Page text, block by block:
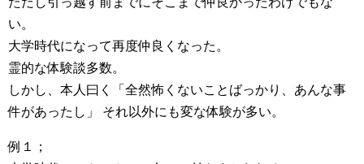
い。
大学時代になって再度仲良くなった。
霊的な体験談多数。
しかし、本人曰く「全然怖くないことばっかり、あんな事
件があったし」 それ以外にも変な体験が多い。
例１；